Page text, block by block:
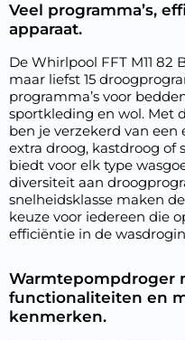
Veel programma’s,
apparaat.
De Whirlpool FFT M11
maar liefst 15
programma’s voor
sportkleding en wol. Met
ben je verzekerd van een
extra droog, kastdroog of
biedt voor elk type
diversiteit aan
snelheidsklasse maken
keuze voor iedereen die
efficiëntie in de
Warmtepompdroger
functionaliteiten en
kenmerken.